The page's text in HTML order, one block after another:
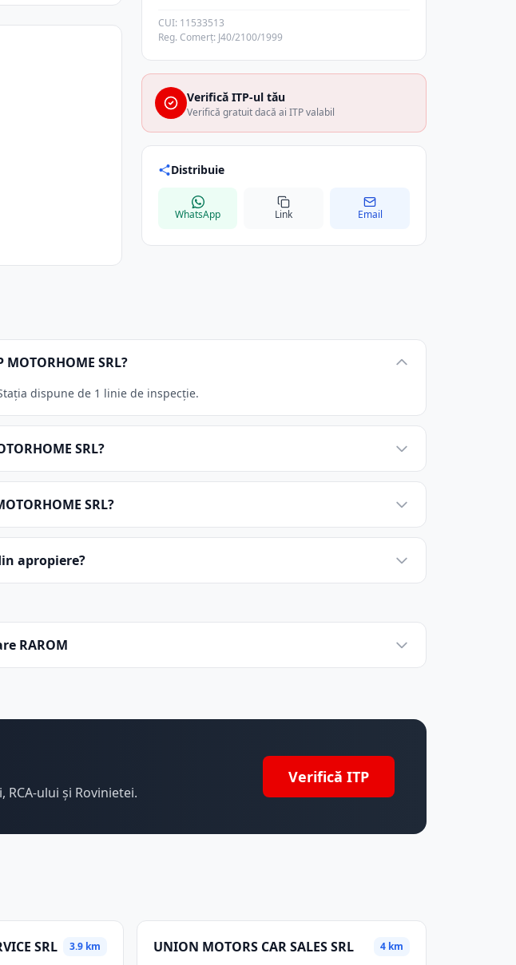
CUI: 11533513
Reg. Comerț: J40/2100/1999
Verifică ITP-ul tău
Verifică gratuit dacă ai ITP valabil
Distribuie
WhatsApp Link Email
SRL?
dispune de 1 linie de inspecție.
SRL?
SRL?
apropiere?
RAROM
ului și Rovinietei.
Verifică ITP
SRL 3.9 km UNION MOTORS CAR SALES SRL 4 km